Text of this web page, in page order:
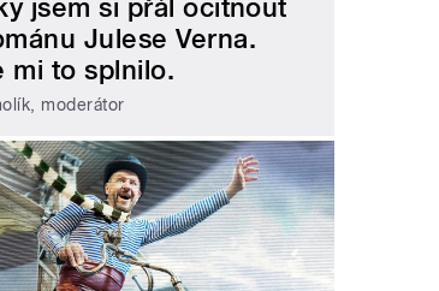
jsem si přál ocitnout
Julese Verna.
mi to splnilo.
moderátor